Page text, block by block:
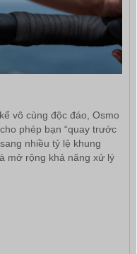
vô cùng độc đáo, Osmo
phép bạn “quay trước
nhiều tỷ lệ khung
mở rộng khả năng xử lý